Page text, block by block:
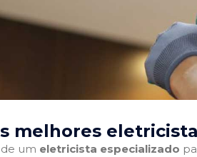
melhores
um eletricista especializado